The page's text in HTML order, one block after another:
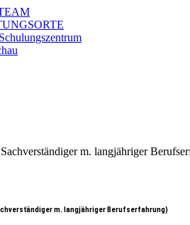
m. langjähriger Berufserfahrung)